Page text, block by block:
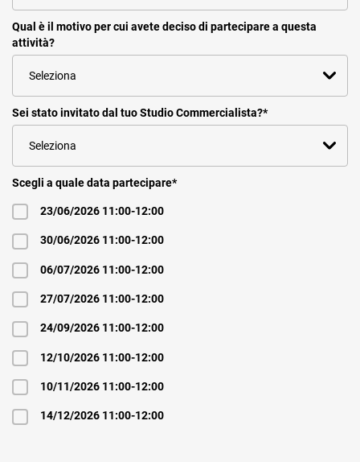
Qual è il motivo per cui avete deciso di partecipare a questa
attività?
Sei stato invitato dal tuo Studio Commercialista?*
Scegli a quale data partecipare*
23/06/2026 11:00-12:00
30/06/2026 11:00-12:00
06/07/2026 11:00-12:00
27/07/2026 11:00-12:00
24/09/2026 11:00-12:00
12/10/2026 11:00-12:00
10/11/2026 11:00-12:00
14/12/2026 11:00-12:00